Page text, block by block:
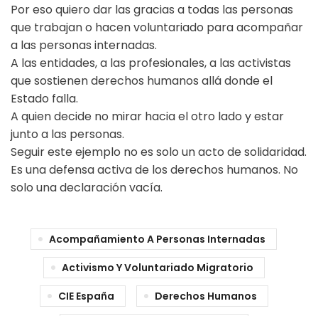
Por eso quiero dar las gracias a todas las personas
que trabajan o hacen voluntariado para acompañar
a las personas internadas.
A las entidades, a las profesionales, a las activistas
que sostienen derechos humanos allá donde el
Estado falla.
A quien decide no mirar hacia el otro lado y estar
junto a las personas.
Seguir este ejemplo no es solo un acto de solidaridad.
Es una defensa activa de los derechos humanos. No
solo una declaración vacía.
Acompañamiento A Personas Internadas
Activismo Y Voluntariado Migratorio
CIE España
Derechos Humanos